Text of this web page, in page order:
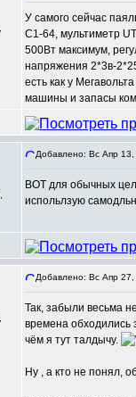
У самого сейчас
С1-64, мультиметр
500Вт максимум,
напряжения 2*3в-
есть как у
машины и запасы
Добавлено: Вс Апр
ВОТ для обычных
испольлзую
Добавлено: Вс Апр
Так, забыли весьма
времена обходились
чём я тут талдычу.
Ну , а кто не понял,